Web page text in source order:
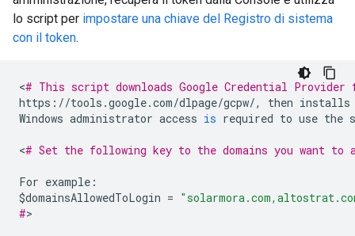
lo script per impostare una chiave del Registro di sistema
con il token.
<# This script downloads Google Credential Provider
https : //tools .google.com/dlpage/gcpw/, then installs
Windows administrator access is required to use the
<# Set the following key to the domains you want
For example :
$domainsAllowedToLogin =
#>